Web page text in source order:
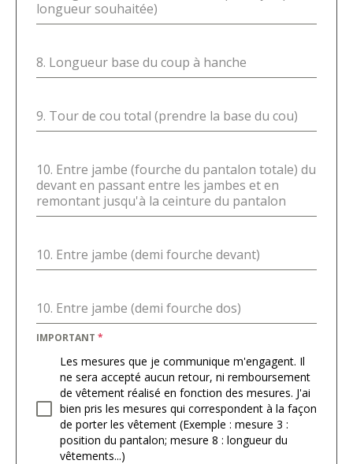
longueur souhaitée)
8. Longueur base du coup à hanche
9. Tour de cou total (prendre la base du cou)
10. Entre jambe (fourche du pantalon totale) du
devant en passant entre les jambes et en
remontant jusqu'à la ceinture du pantalon
10. Entre jambe (demi fourche devant)
10. Entre jambe (demi fourche dos)
IMPORTANT *
Les mesures que je communique m'engagent. Il
ne sera accepté aucun retour, ni remboursement
de vêtement réalisé en fonction des mesures. J'ai
bien pris les mesures qui correspondent à la façon
de porter les vêtement (Exemple : mesure 3 :
position du pantalon; mesure 8 : longueur du
vêtements...)